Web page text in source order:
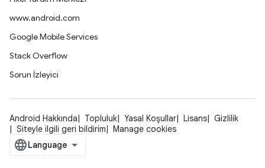
www.android.com
Google Mobile Services
Stack Overflow
Sorun İzleyici
Android Hakkında Topluluk Yasal Koşullar Lisans
Gizlilik
Siteyle ilgili geri bildirim
Manage cookies